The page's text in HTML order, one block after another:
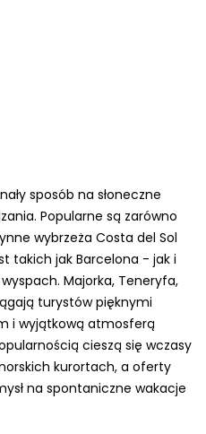
sposób na słoneczne
Popularne są zarówno
wybrzeża Costa del Sol
takich jak Barcelona - jak i
Majorka, Teneryfa,
turystów pięknymi
i wyjątkową atmosferą
cieszą się wczasy
kurortach, a oferty
na spontaniczne wakacje